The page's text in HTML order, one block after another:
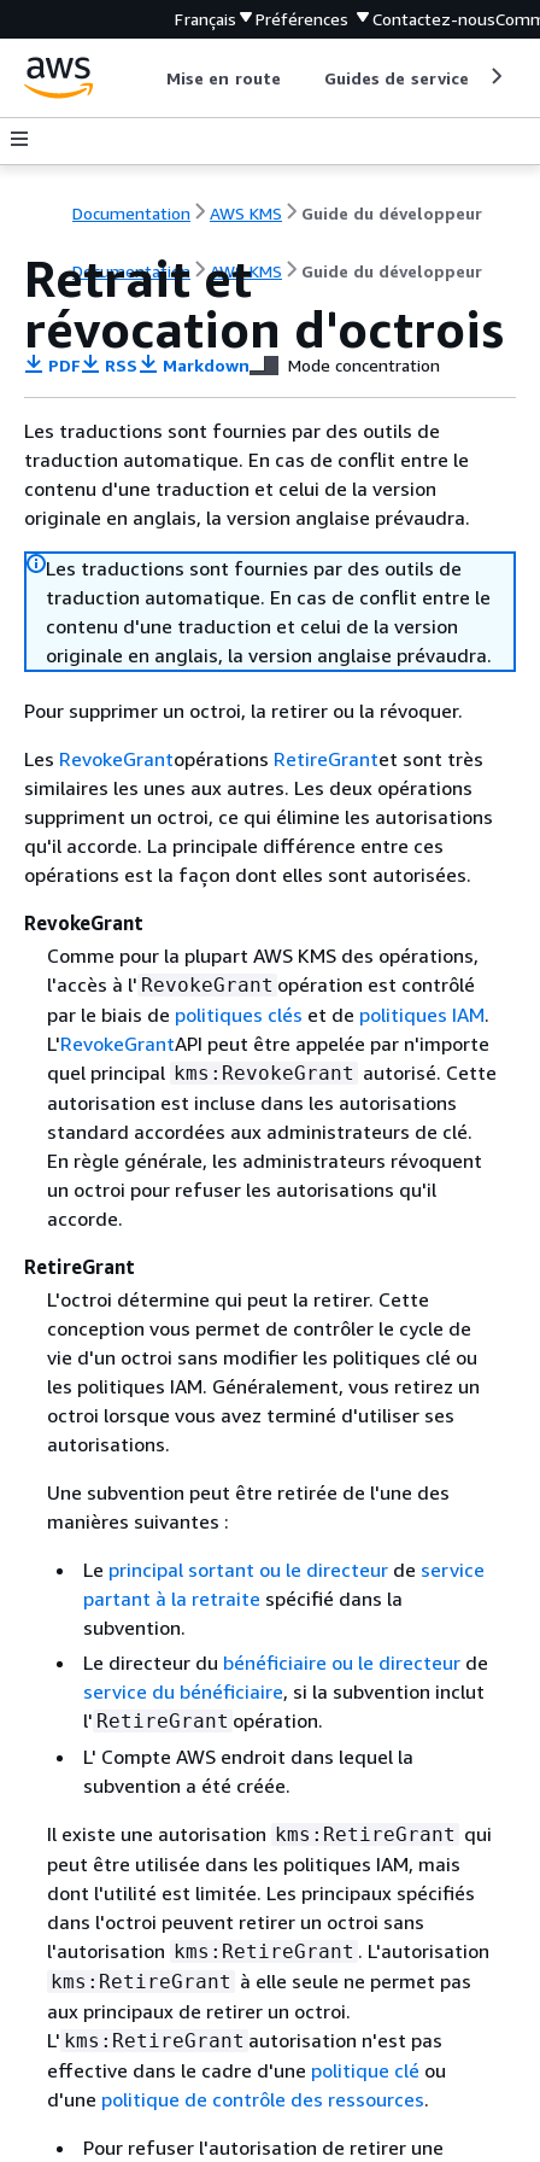
Français Préférences Contactez-nous
Mise en route Guides de service
Documentation AWS KMS Guide du développeur
Documentation AWS KMS Guide du développeur
Retrait et
révocation d'octrois
PDF RSS Markdown Mode concentration
Les traductions sont fournies par des outils de
traduction automatique. En cas de conflit entre le
contenu d'une traduction et celui de la version
originale en anglais, la version anglaise prévaudra.
Les traductions sont fournies par des outils de
traduction automatique. En cas de conflit entre le
contenu d'une traduction et celui de la version
originale en anglais, la version anglaise prévaudra.
Pour supprimer un octroi, la retirer ou la révoquer.
Les RevokeGrantopérations RetireGrantet sont très
similaires les unes aux autres. Les deux opérations
suppriment un octroi, ce qui élimine les autorisations
qu'il accorde. La principale différence entre ces
opérations est la façon dont elles sont autorisées.
RevokeGrant
Comme pour la plupart AWS KMS des opérations,
l'accès à l' RevokeGrant opération est contrôlé
par le biais de politiques clés et de politiques IAM.
L'RevokeGrantAPI peut être appelée par n'importe
quel principal kms:RevokeGrant autorisé. Cette
autorisation est incluse dans les autorisations
standard accordées aux administrateurs de clé.
En règle générale, les administrateurs révoquent
un octroi pour refuser les autorisations qu'il
accorde.
RetireGrant
L'octroi détermine qui peut la retirer. Cette
conception vous permet de contrôler le cycle de
vie d'un octroi sans modifier les politiques clé ou
les politiques IAM. Généralement, vous retirez un
octroi lorsque vous avez terminé d'utiliser ses
autorisations.
Une subvention peut être retirée de l'une des
manières suivantes :
Le principal sortant ou le directeurde service
partant à la retraite spécifié dans la
subvention.
Le directeur du bénéficiaire ou le directeurde
service du bénéficiaire, si la subvention inclut
l' RetireGrant opération.
L' Compte AWS endroit dans lequel la
subvention a été créée.
Il existe une autorisation kms:RetireGrant qui
peut être utilisée dans les politiques IAM, mais
dont l'utilité est limitée. Les principaux spécifiés
dans l'octroi peuvent retirer un octroi sans
l'autorisation kms:RetireGrant . L'autorisation
kms:RetireGrant à elle seule ne permet pas
aux principaux de retirer un octroi.
L' kms:RetireGrant autorisation n'est pas
effective dans le cadre d'une politique clé ou
d'une politique de contrôle des ressources.
Pour refuser l'autorisation de retirer une